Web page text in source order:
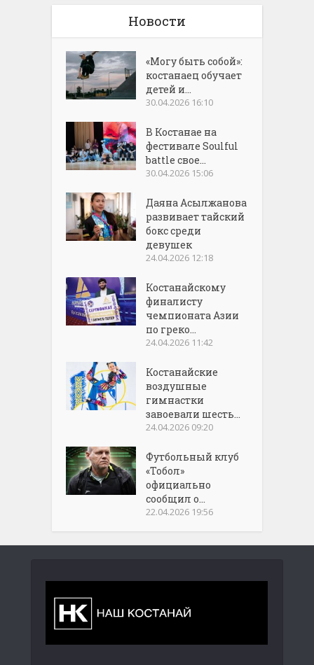
Новости
«Могу быть собой»:
костанаец обучает
детей и...
30.04.2026 16:10
В Костанае на
фестивале Soulful
battle свое...
30.04.2026 15:06
Даяна Асылжанова
развивает тайский
бокс среди
девушек
24.04.2026 12:18
Костанайскому
финалисту
чемпионата Азии
по греко...
24.04.2026 11:42
Костанайские
воздушные
гимнастки
завоевали шесть...
24.04.2026 09:20
Футбольный клуб
«Тобол»
официально
сообщил о...
22.04.2026 19:56